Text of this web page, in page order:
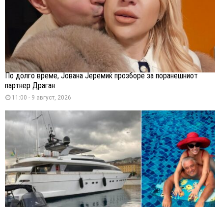
По долго време, Јована Јеремиќ прозборе за поранешниот
партнер Драган
11:00 - 9 август, 2026